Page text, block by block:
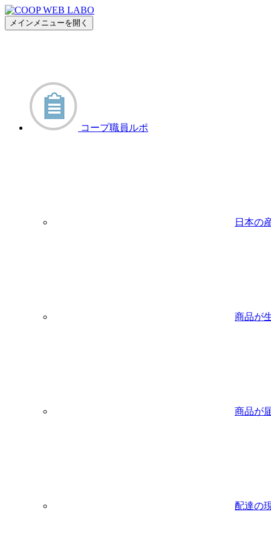
メインメニューを開く
コープ職員ルポ
日本の
商品が
商品が
配達の